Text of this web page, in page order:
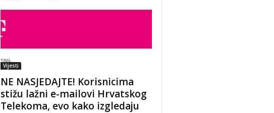
Vijesti
NE NASJEDAJTE! Korisnicima
stižu lažni e-mailovi Hrvatskog
Telekoma, evo kako izgledaju